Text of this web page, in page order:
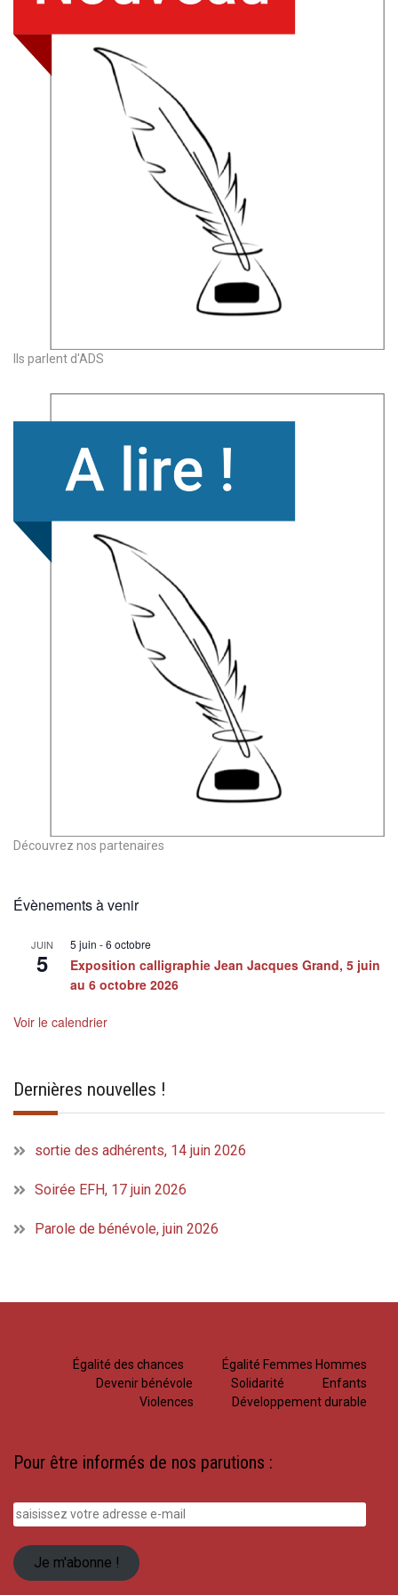
Ils parlent d'ADS
Découvrez nos partenaires
Évènements à venir
JUIN
5
5 juin -6 octobre
Exposition calligraphie Jean Jacques Grand, 5 juin
au 6 octobre 2026
Voir le calendrier
Dernières nouvelles !
sortie des adhérents, 14 juin 2026
Soirée EFH, 17 juin 2026
Parole de bénévole, juin 2026
Égalité des chances
Égalité Femmes Hommes
Devenir bénévole
Solidarité
Enfants
Violences
Développement durable
Pour être informés de nos parutions :
saisissez
votre
adresse
e-
mail
Je m'abonne !